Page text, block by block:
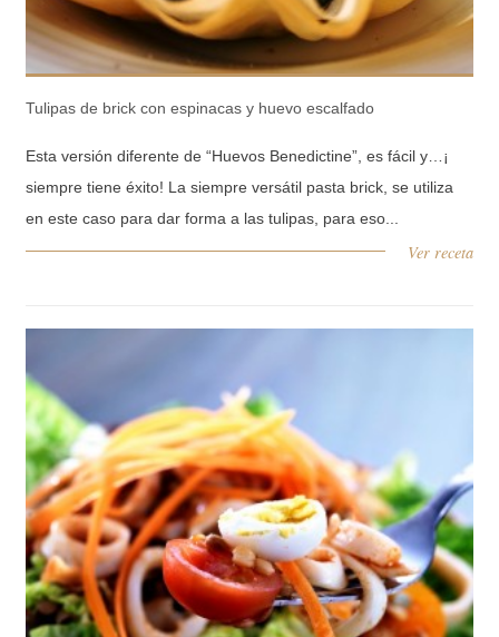
Tulipas de brick con espinacas y huevo escalfado
Esta versión diferente de “Huevos Benedictine”, es fácil y…¡
siempre tiene éxito! La siempre versátil pasta brick, se utiliza
en este caso para dar forma a las tulipas, para eso...
Ver receta